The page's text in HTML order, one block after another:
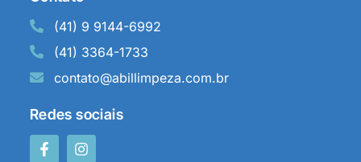
(41) 9 9144-6992
(41) 3364-1733
contato@abillimpeza.com.br
Redes sociais